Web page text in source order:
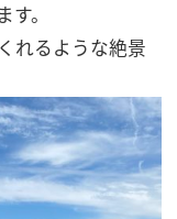
。
れるような絶景